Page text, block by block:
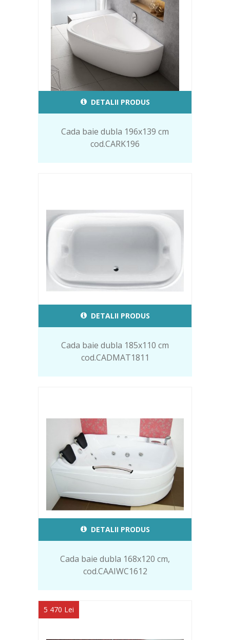
DETALII PRODUS
Cada baie dubla 196x139 cm
cod.CARK196
DETALII PRODUS
Cada baie dubla 185x110 cm
cod.CADMAT1811
DETALII PRODUS
Cada baie dubla 168x120 cm,
cod.CAAIWC1612
5 470 Lei